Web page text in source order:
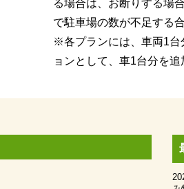
る場合は、お断りする場
で駐車場の数が不足する合
※各プランには、車両1台
ョンとして、車1台分を追